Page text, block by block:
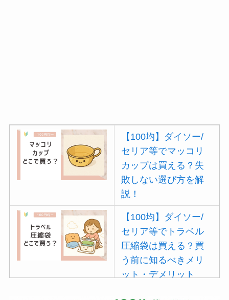
【100均】ダイソー/
セリア等でマッコリ
カップは買える？失
敗しない選び方を解
説！
【100均】ダイソー/
セリア等でトラベル
圧縮袋は買える？買
う前に知るべきメリ
ット・デメリット